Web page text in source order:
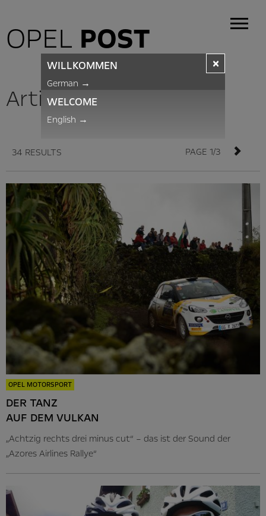
OPEL POST
Articles
34 RESULTS PAGE 1/3
OPEL MOTORSPORT
DER TANZ
AUF DEM VULKAN
„Achtzig rechts drei minus cut“ – das ist der Sound der
„Azores Airlines Rallye“
×
WILLKOMMEN
German →
WELCOME
English →